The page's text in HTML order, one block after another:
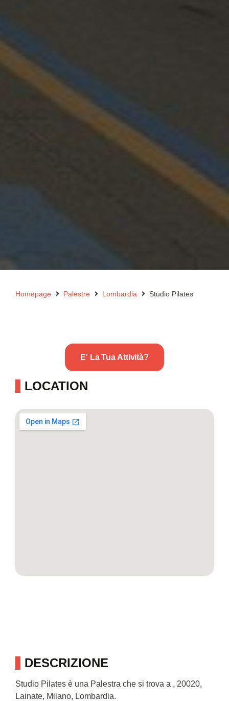
Homepage Palestre Lombardia Studio Pilates
DESCRIZIONE
Studio Pilates è una Palestra che si trova a , 20020,
Lainate, Milano, Lombardia.
E' La Tua Attività?
LOCATION